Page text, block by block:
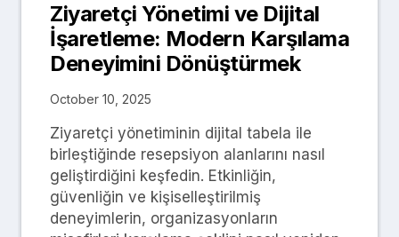
Ziyaretçi Yönetimi ve Dijital
İşaretleme: Modern Karşılama
Deneyimini Dönüştürmek
October 10, 2025
Ziyaretçi yönetiminin dijital tabela ile
birleştiğinde resepsiyon alanlarını nasıl
geliştirdiğini keşfedin. Etkinliğin,
güvenliğin ve kişiselleştirilmiş
deneyimlerin, organizasyonların